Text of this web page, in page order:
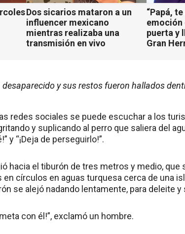
Dos sicarios mataron a un
influencer mexicano
mientras realizaba una
transmisión en vivo
“Papá,
emoción
puerta y
Gran
y sus restos fueron hallados
redes sociales se puede escuchar a los
y suplicando al perro que saliera del
y “¡Deja de perseguirlo!”.
hacia el tiburón de tres metros y medio,
círculos en aguas turquesa cerca de una
se alejó nadando lentamente, para deleite
con él!”, exclamó un hombre.